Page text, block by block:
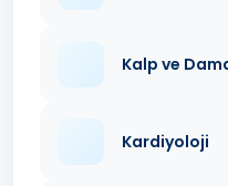
Kalp ve
Kardiyoloji